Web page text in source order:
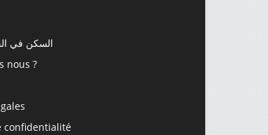
السكن في
nous ?
confidentialité